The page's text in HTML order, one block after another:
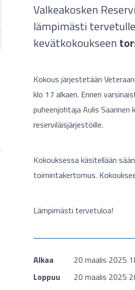
Valkeakosken
lämpimästi
kevätkokoukseen
Kokous järjestetään
klo 17 alkaen. Ennen
puheenjohtaja Aulis
reserviläisjärjestöille.
Kokouksessa käsitellään
toimintakertomus.
Lämpimästi tervetuloa!
Alkaa 20 maalis 2025
Loppuu
20 maalis 2025